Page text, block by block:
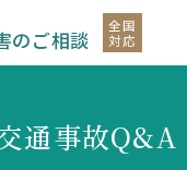
のご相談
全国
対応
通事故Q&A